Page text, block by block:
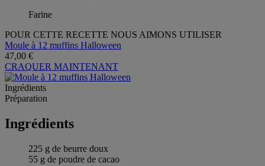
Farine
POUR CETTE RECETTE NOUS AIMONS UTILISER
Moule à 12 muffins Halloween
47,00 €
CRAQUER MAINTENANT
Ingrédients
Préparation
Ingrédients
225 g de beurre doux
55 g de poudre de cacao